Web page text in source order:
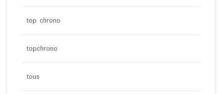
top chrono
topchrono
tous